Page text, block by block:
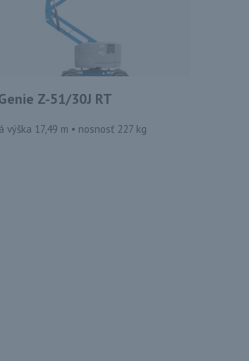
Z-51/30J RT
výška 17,49 m • nosnosť 227 kg